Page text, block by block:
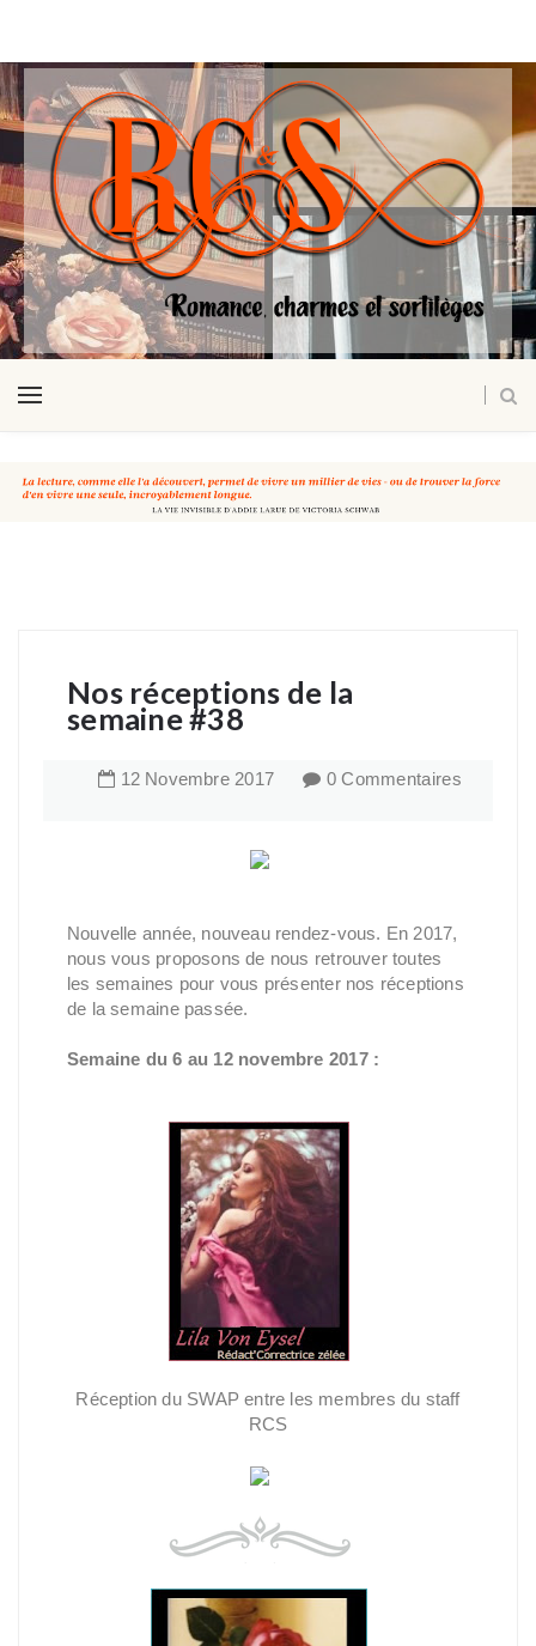
Nos réceptions de la
semaine #38
12 Novembre 2017 0 Commentaires
Nouvelle année, nouveau rendez-vous. En 2017,
nous vous proposons de nous retrouver toutes
les semaines pour vous présenter nos réceptions
de la semaine passée.
Semaine du 6 au 12 novembre 2017 :
Réception du SWAP entre les membres du staff
RCS